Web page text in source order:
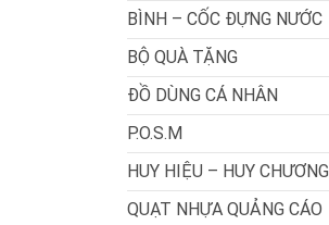
BÌNH – CỐC ĐỰNG NƯỚC
BỘ QUÀ TẶNG
ĐỒ DÙNG CÁ NHÂN
P.O.S.M
HUY HIỆU – HUY CHƯƠNG
QUẠT NHỰA QUẢNG CÁO